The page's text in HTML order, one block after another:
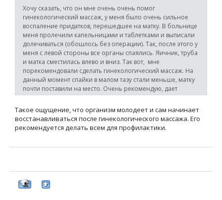
Хочу сказать, что он мне очень очень помог
гинекологический массаж, у меня было очень сильное
воспаление придатков, перешедшее на матку. В больнице
меня пролечили капельницами и таблетками и выписали
долечиваться (обошлось без операции). Так, после этого у
меня с левой стороны все органы спаялись. Яичник, труба
и матка сместилась влево и вниз. Так вот, мне
порекомендовали сделать гинекологический массаж. На
данный момент спайки в малом тазу стали меньше, матку
почти поставили на место. Очень рекомендую, дает
хорошие результаты.
Такое ощущение, что организм молодеет и сам начинает
восстанавливаться после гинекологического массажа. Его
рекомендуется делать всем для профилактики.